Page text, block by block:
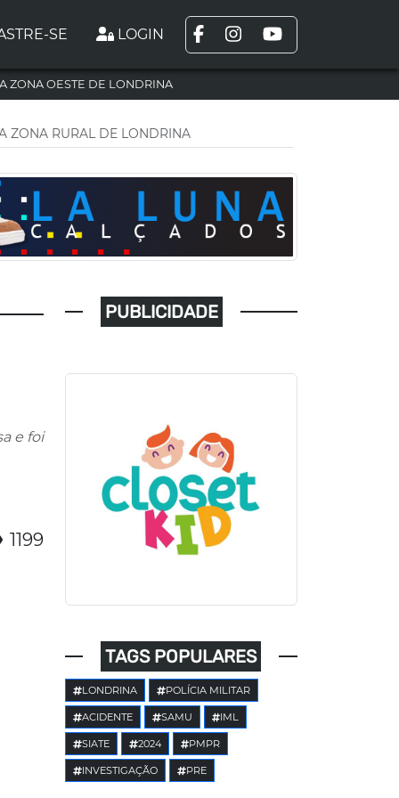
SE LOGIN
ZONA OESTE DE LONDRINA
ZONA RURAL DE LONDRINA
e foi
1199
PUBLICIDADE
TAGS POPULARES
LONDRINA POLÍCIA MILITAR
ACIDENTE SAMU IML
SIATE 2024 PMPR
INVESTIGAÇÃO PRE